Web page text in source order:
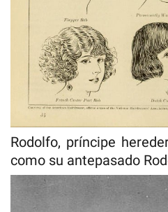
Rodolfo, príncipe
como su antepasado